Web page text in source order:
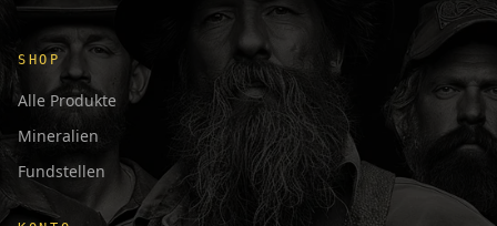
SHOP
Alle Produkte
Mineralien
Fundstellen